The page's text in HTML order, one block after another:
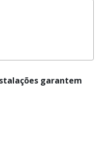
garantem